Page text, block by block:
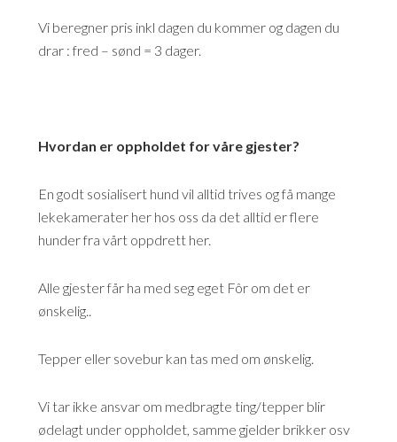
Vi beregner pris inkl dagen du kommer og dagen du
drar : fred – sønd = 3 dager.
Hvordan er oppholdet for våre gjester?
En godt sosialisert hund vil alltid trives og få mange
lekekamerater her hos oss da det alltid er flere
hunder fra vårt oppdrett her.
Alle gjester får ha med seg eget Fôr om det er
ønskelig..
Tepper eller sovebur kan tas med om ønskelig.
Vi tar ikke ansvar om medbragte ting/tepper blir
ødelagt under oppholdet, samme gjelder brikker osv